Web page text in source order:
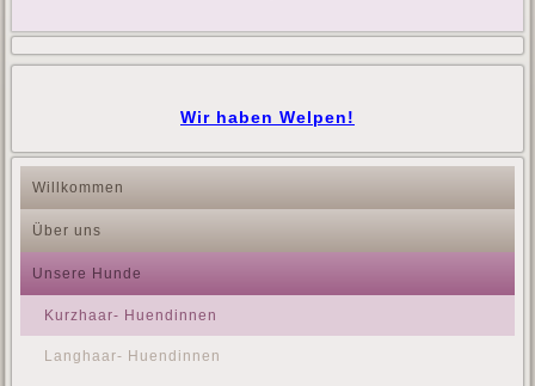
Wir haben Welpen!
Willkommen
Über uns
Unsere Hunde
Kurzhaar- Huendinnen
Langhaar- Huendinnen